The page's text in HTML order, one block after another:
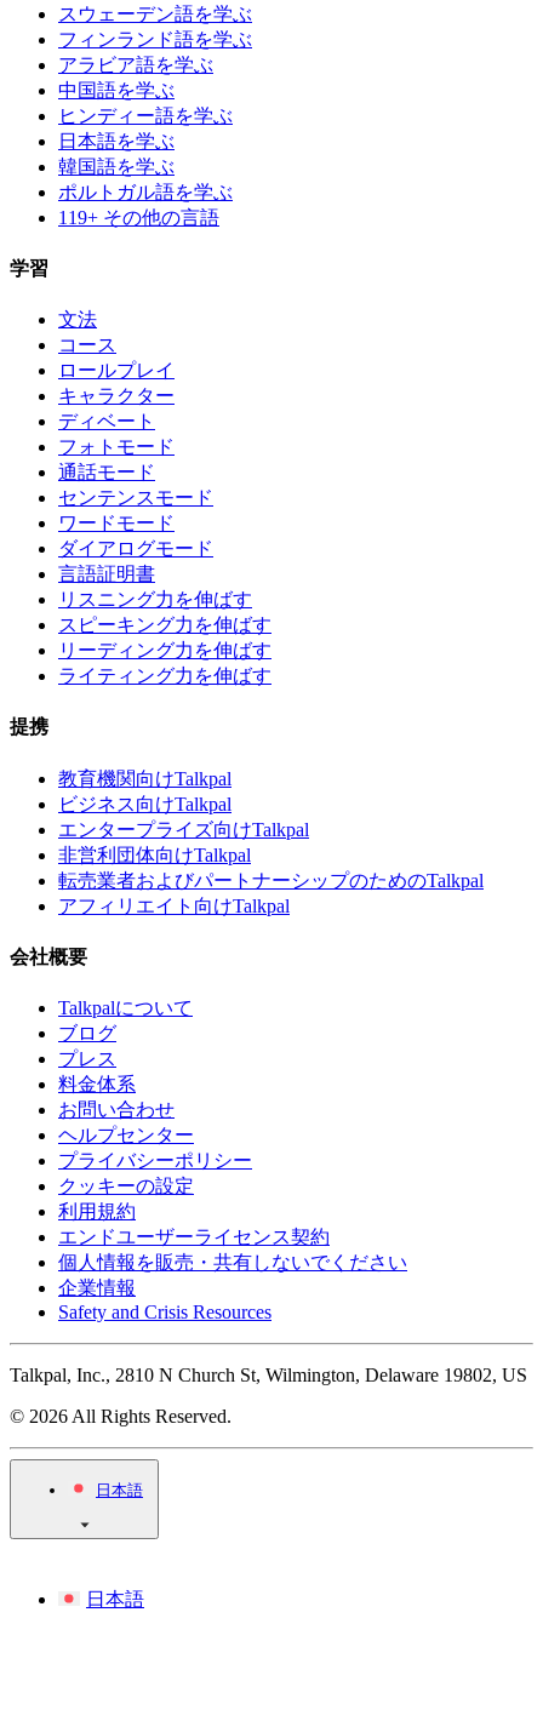
スウェーデン語を学ぶ
フィンランド語を学ぶ
アラビア語を学ぶ
中国語を学ぶ
ヒンディー語を学ぶ
日本語を学ぶ
韓国語を学ぶ
ポルトガル語を学ぶ
119+ その他の言語
学習
文法
コース
ロールプレイ
キャラクター
ディベート
フォトモード
通話モード
センテンスモード
ワードモード
ダイアログモード
言語証明書
リスニング力を伸ばす
スピーキング力を伸ばす
リーディング力を伸ばす
ライティング力を伸ばす
提携
教育機関向けTalkpal
ビジネス向けTalkpal
エンタープライズ向けTalkpal
非営利団体向けTalkpal
転売業者およびパートナーシップのためのTalkpal
アフィリエイト向けTalkpal
会社概要
Talkpalについて
ブログ
プレス
料金体系
お問い合わせ
ヘルプセンター
プライバシーポリシー
クッキーの設定
利用規約
エンドユーザーライセンス契約
個人情報を販売・共有しないでください
企業情報
Safety and Crisis Resources
Talkpal, Inc., 2810 N Church St, Wilmington, Delaware 19802, US
© 2026 All Rights Reserved.
日本語
日本語